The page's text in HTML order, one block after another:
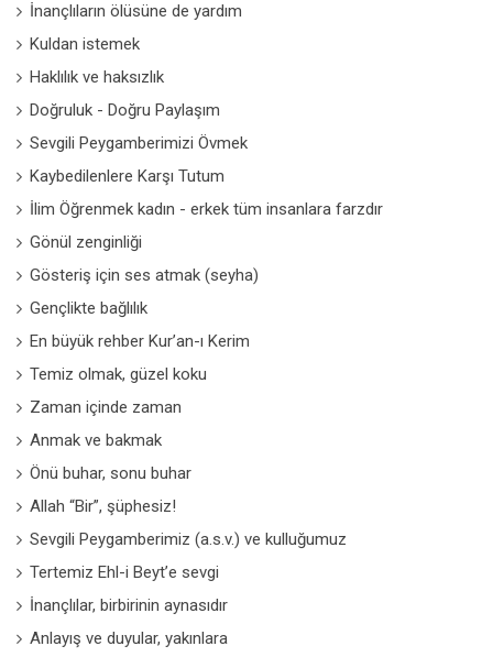
İnançlıların ölüsüne de yardım
Kuldan istemek
Haklılık ve haksızlık
Doğruluk - Doğru Paylaşım
Sevgili Peygamberimizi Övmek
Kaybedilenlere Karşı Tutum
İlim Öğrenmek kadın - erkek tüm insanlara farzdır
Gönül zenginliği
Gösteriş için ses atmak (seyha)
Gençlikte bağlılık
En büyük rehber Kur’an-ı Kerim
Temiz olmak, güzel koku
Zaman içinde zaman
Anmak ve bakmak
Önü buhar, sonu buhar
Allah “Bir”, şüphesiz!
Sevgili Peygamberimiz (a.s.v.) ve kulluğumuz
Tertemiz Ehl-i Beyt’e sevgi
İnançlılar, birbirinin aynasıdır
Anlayış ve duyular, yakınlara